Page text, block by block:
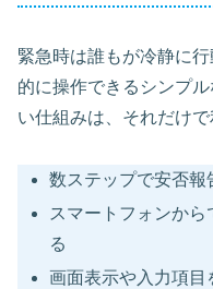
緊急時は誰もが冷静に
的に操作できるシンプ
い仕組みは、それだけ
数ステップで安否報
スマートフォンか
る
画面表示や入力項目